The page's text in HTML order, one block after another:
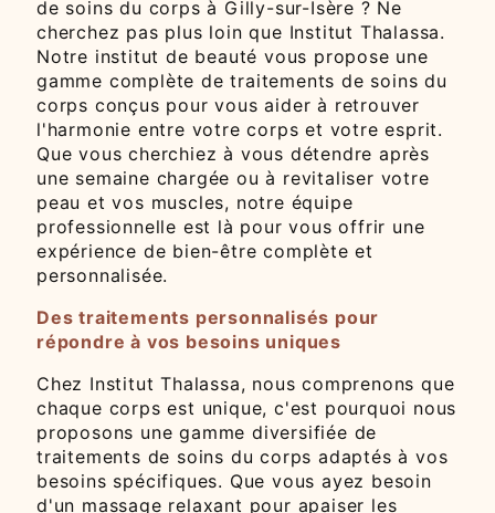
de soins du corps à Gilly-sur-Isère ? Ne
cherchez pas plus loin que Institut Thalassa.
Notre institut de beauté vous propose une
gamme complète de traitements de soins du
corps conçus pour vous aider à retrouver
l'harmonie entre votre corps et votre esprit.
Que vous cherchiez à vous détendre après
une semaine chargée ou à revitaliser votre
peau et vos muscles, notre équipe
professionnelle est là pour vous offrir une
expérience de bien-être complète et
personnalisée.
Des traitements personnalisés pour
répondre à vos besoins uniques
Chez Institut Thalassa, nous comprenons que
chaque corps est unique, c'est pourquoi nous
proposons une gamme diversifiée de
traitements de soins du corps adaptés à vos
besoins spécifiques. Que vous ayez besoin
d'un massage relaxant pour apaiser les